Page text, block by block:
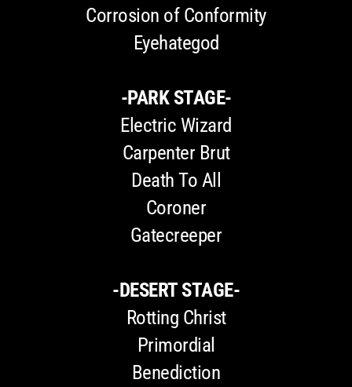
Corrosion of Conformity
Eyehategod
-PARK STAGE-
Electric Wizard
Carpenter Brut
Death To All
Coroner
Gatecreeper
-DESERT STAGE-
Rotting Christ
Primordial
Benediction